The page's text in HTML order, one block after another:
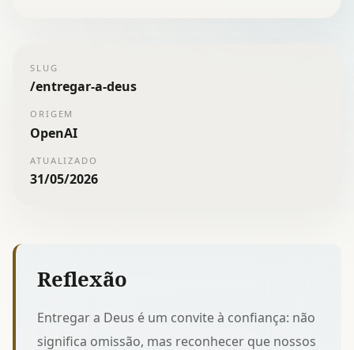
SLUG
/entregar-a-deus
ORIGEM
OpenAI
ATUALIZADO
31/05/2026
Reflexão
Entregar a Deus é um convite à confiança: não
significa omissão, mas reconhecer que nossos